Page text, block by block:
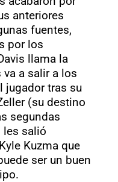
anteriores
fuentes,
por los
llama la
a salir a los
jugador tras su
(su destino
segundas
les salió
Kuzma que
ser un buen